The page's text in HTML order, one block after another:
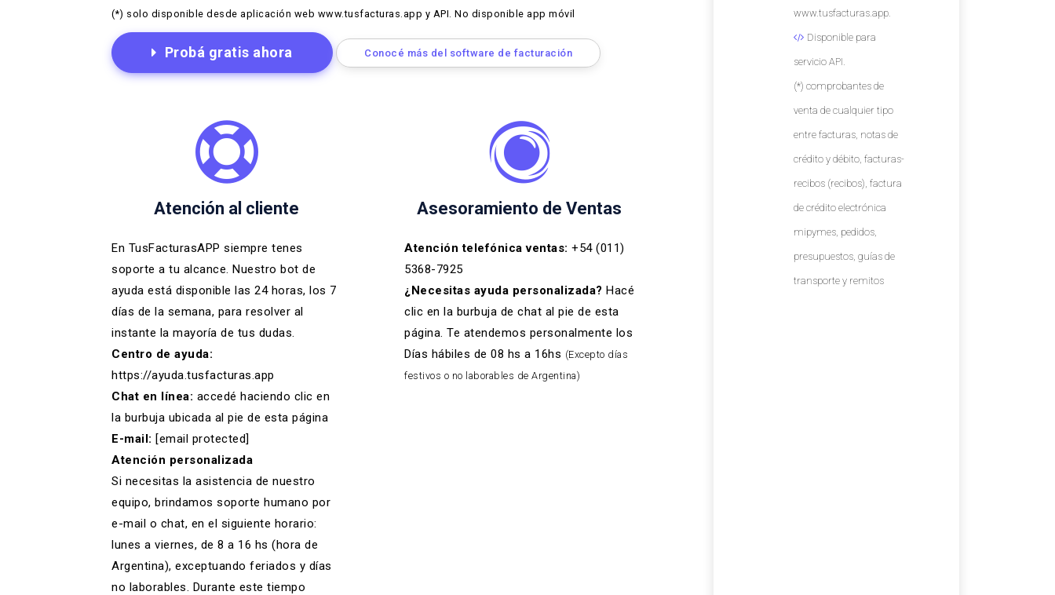
(*) solo disponible desde aplicación web www.tusfacturas.app y API. No disponible app móvil
Probá gratis ahora Conocé más del software de facturación
Atención al cliente
En TusFacturasAPP siempre tenes
soporte a tu alcance. Nuestro bot de
ayuda está disponible las 24 horas, los 7
días de la semana, para resolver al
instante la mayoría de tus dudas.
Centro de ayuda:
https://ayuda.tusfacturas.app
Chat en línea: accedé haciendo clic en
la burbuja ubicada al pie de esta página
E-mail: [email protected]
Atención personalizada
Si necesitas la asistencia de nuestro
equipo, brindamos soporte humano por
e-mail o chat, en el siguiente horario:
lunes a viernes, de 8 a 16 hs (hora de
Argentina), exceptuando feriados y días
no laborables. Durante este tiempo
Asesoramiento de Ventas
Atención telefónica ventas: +54 (011)
5368-7925
¿Necesitas ayuda personalizada? Hacé
clic en la burbuja de chat al pie de esta
página. Te atendemos personalmente los
Días hábiles de 08 hs a 16hs (Excepto días
festivos o no laborables de Argentina)
www.tusfacturas.app.
Disponible para
servicio API.
(*) comprobantes de
venta de cualquier tipo
entre facturas, notas de
crédito y débito, facturas-
recibos (recibos), factura
de crédito electrónica
mipymes, pedidos,
presupuestos, guías de
transporte y remitos